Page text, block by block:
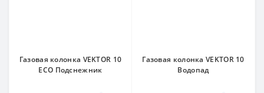
Газовая колонка VEKTOR 10
ECO Подснежник
Газовая колонка VEKTOR 10
Водопад